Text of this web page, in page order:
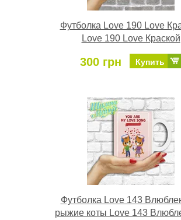
Футболка Love 190 Love
Love 190 Love Краской
300 грн Купить
Футболка Love 143
рыжие коты Love 143